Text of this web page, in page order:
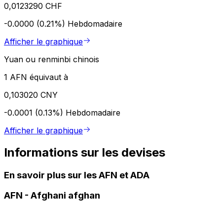
0,0123290 CHF
-0.0000 (0.21%) Hebdomadaire
Afficher le graphique
Yuan ou renminbi chinois
1 AFN équivaut à
0,103020 CNY
-0.0001 (0.13%) Hebdomadaire
Afficher le graphique
Informations sur les devises
En savoir plus sur les AFN et ADA
AFN - Afghani afghan